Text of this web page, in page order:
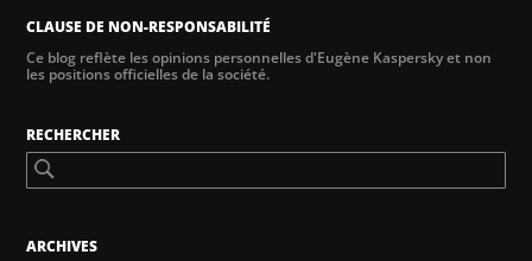
CLAUSE DE NON-RESPONSABILITÉ
Ce blog reflète les opinions personnelles d'Eugène Kaspersky et non
les positions officielles de la société.
RECHERCHER
ARCHIVES